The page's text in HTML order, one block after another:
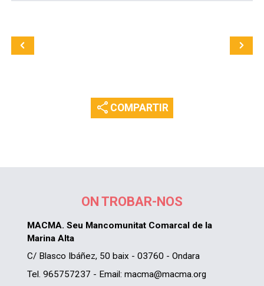
share COMPARTIR
ON TROBAR-NOS
MACMA. Seu Mancomunitat Comarcal de la
Marina Alta
C/ Blasco Ibáñez, 50 baix - 03760 - Ondara
Tel. 965757237 - Email: macma@macma.org